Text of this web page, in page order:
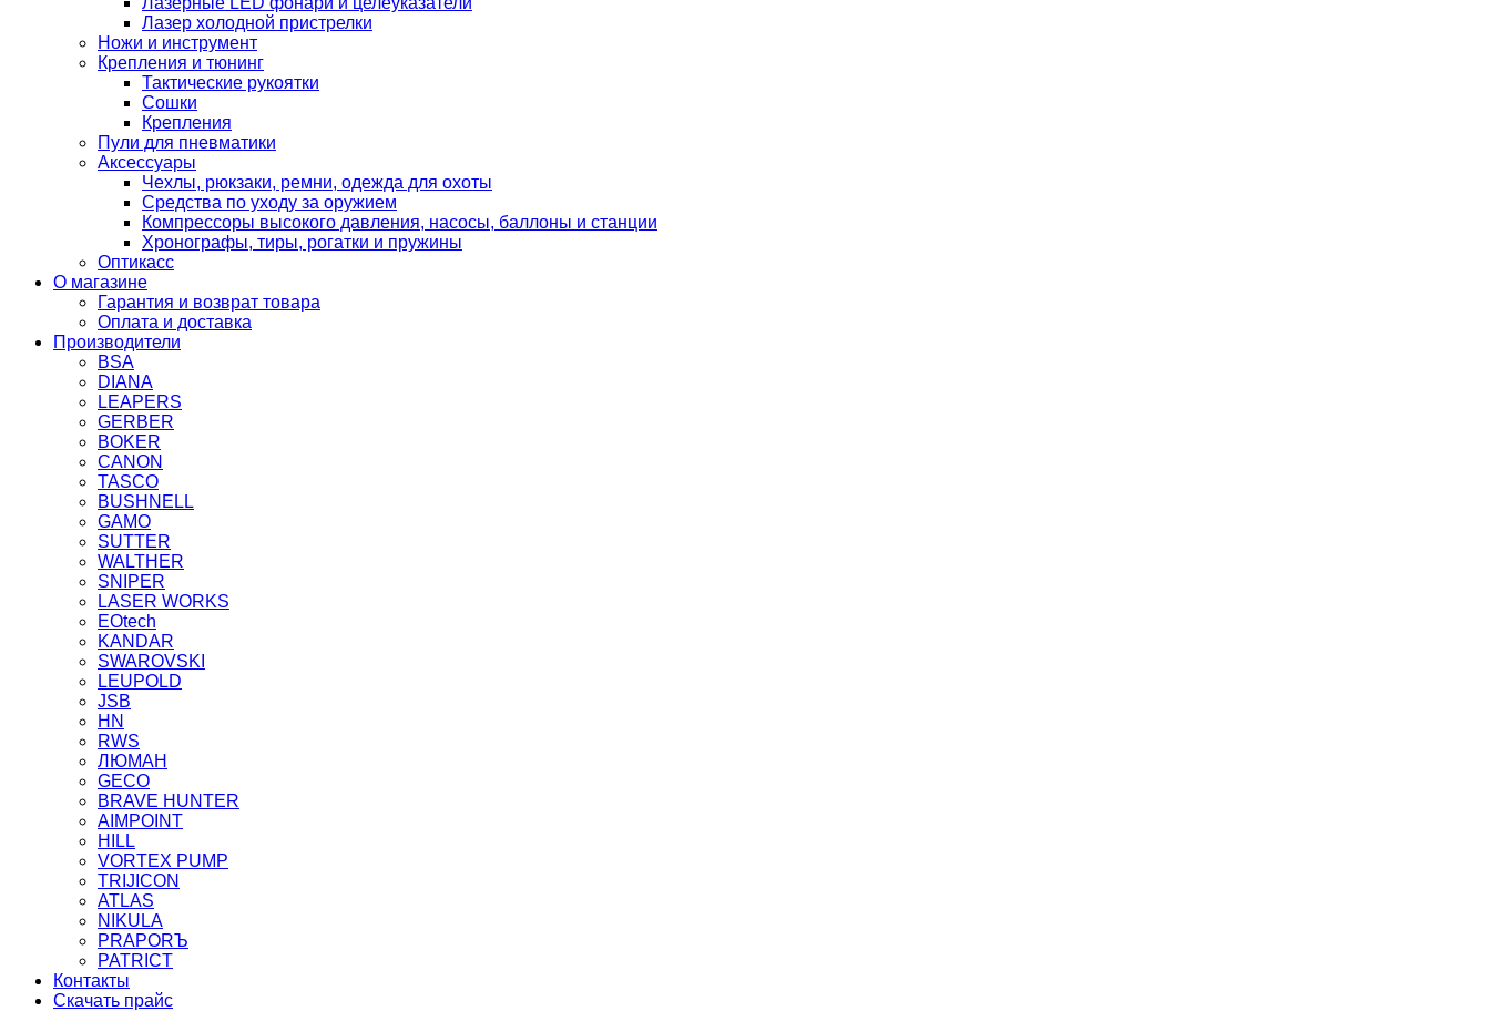
Лазер холодной пристрелки
Ножи и инструмент
Крепления и тюнинг
Тактические рукоятки
Сошки
Крепления
Пули для пневматики
Аксессуары
Чехлы, рюкзаки, ремни, одежда для охоты
Средства по уходу за оружием
Компрессоры высокого давления, насосы, баллоны и станции
Хронографы, тиры, рогатки и пружины
Оптикасс
О магазине
Гарантия и возврат товара
Оплата и доставка
Производители
BSA
DIANA
LEAPERS
GERBER
BOKER
CANON
TASCO
BUSHNELL
GAMO
SUTTER
WALTHER
SNIPER
LASER WORKS
EOtech
KANDAR
SWAROVSKI
LEUPOLD
JSB
HN
RWS
ЛЮМАН
GECO
BRAVE HUNTER
AIMPOINT
HILL
VORTEX PUMP
TRIJICON
ATLAS
NIKULA
PRAPORЪ
PATRICT
Контакты
Скачать прайс